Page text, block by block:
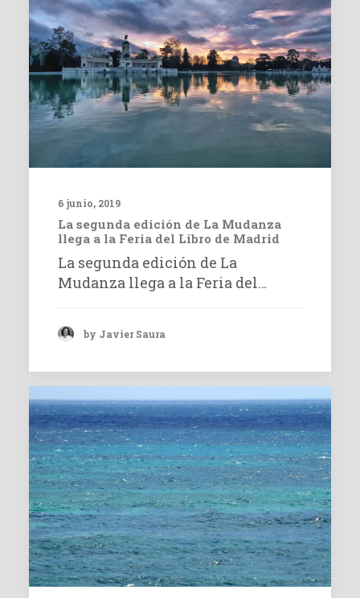
6 junio, 2019
La segunda edición de La Mudanza
llega a la Feria del Libro de Madrid
La segunda edición de La
Mudanza llega a la Feria del…
by Javier Saura